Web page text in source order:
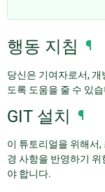
행동 지침 ¶
당신은 기여자로서,
도록 도움을 줄 수 있
GIT 설치 ¶
이 튜토리얼을 위해서
경 사항을 반영하기
야 합니다.